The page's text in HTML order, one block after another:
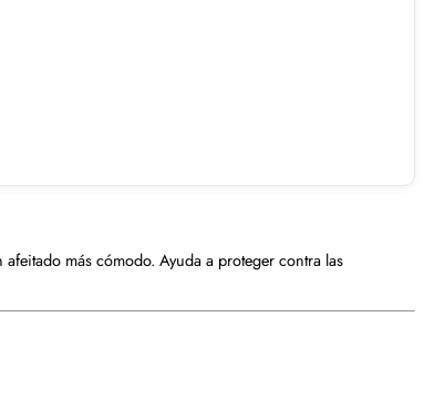
más cómodo. Ayuda a proteger contra las